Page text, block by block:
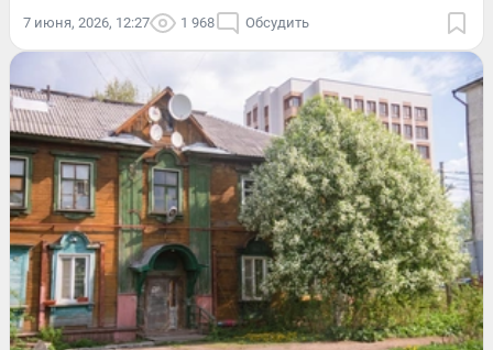
7 июня, 2026, 12:27 1 968 Обсудить